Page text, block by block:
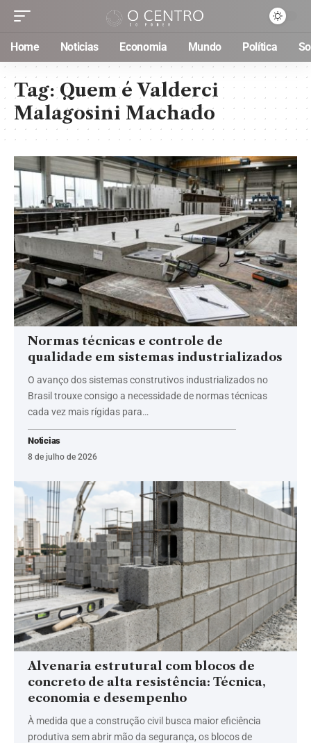
Home Noticias Economia Mundo Política
Tag:Quem é Valderci
Malagosini Machado
Normas técnicas e controle de
qualidade em sistemas industrializados
O avanço dos sistemas construtivos industrializados no
Brasil trouxe consigo a necessidade de normas técnicas
cada vez mais rígidas para…
Noticias
8 de julho de 2026
Alvenaria estrutural com blocos de
concreto de alta resistência: Técnica,
economia e desempenho
À medida que a construção civil busca maior eficiência
produtiva sem abrir mão da segurança, os blocos de